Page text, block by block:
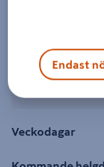
Veckodagar
Endast